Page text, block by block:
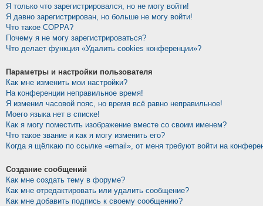
Я только что зарегистрировался, но не могу войти!
Я давно зарегистрирован, но больше не могу войти!
Что такое COPPA?
Почему я не могу зарегистрироваться?
Что делает функция «Удалить cookies конференции»?
Параметры и настройки пользователя
Как мне изменить мои настройки?
На конференции неправильное время!
Я изменил часовой пояс, но время всё равно неправильное!
Моего языка нет в списке!
Как я могу поместить изображение вместе со своим именем?
Что такое звание и как я могу изменить его?
Когда я щёлкаю по ссылке «email», от меня требуют войти на
Создание сообщений
Как мне создать тему в форуме?
Как мне отредактировать или удалить сообщение?
Как мне добавить подпись к своему сообщению?